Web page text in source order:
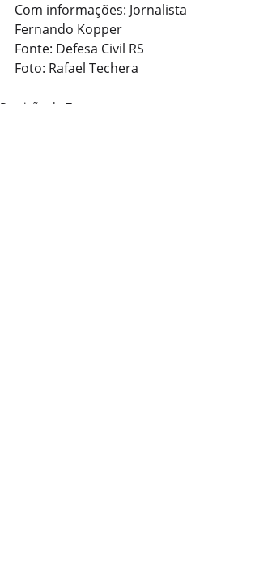
Com informações: Jornalista
Fernando Kopper
Fonte: Defesa Civil RS
Foto: Rafael Techera
Previsão do Tempo